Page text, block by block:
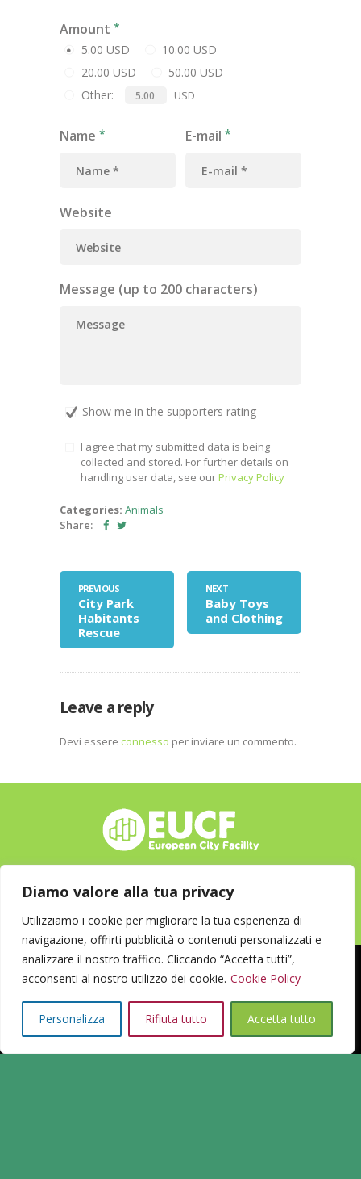
Diamo valore alla tua privacy
Utilizziamo i cookie per migliorare la tua esperienza di
navigazione, offrirti pubblicità o contenuti personalizzati e
analizzare il nostro traffico. Cliccando “Accetta tutti”,
acconsenti al nostro utilizzo dei cookie. Cookie Policy
Personalizza Rifiuta tutto Accetta tutto
Amount
5.00 USD
10.00 USD
20.00 USD
50.00 USD
Other:
USD
Name E-mail
Website
Message (up to 200 characters)
Show me in the supporters rating
I agree that my submitted data is being
collected and stored. For further details on
handling user data, see ourPrivacy Policy
Categories: Animals
Share:
PREVIOUS
City Park
Habitants
Rescue
NEXT
Baby Toys
and Clothing
Leave a reply
Devi essere connesso per inviare un commento.
Sportello Energi&Clima 2.0 ©2023 bysimonaricci
Privacy Policy